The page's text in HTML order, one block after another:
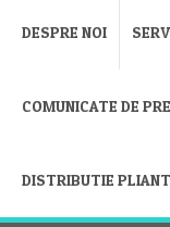
DESPRE NOI
COMUNICATE DE
DISTRIBUTIE